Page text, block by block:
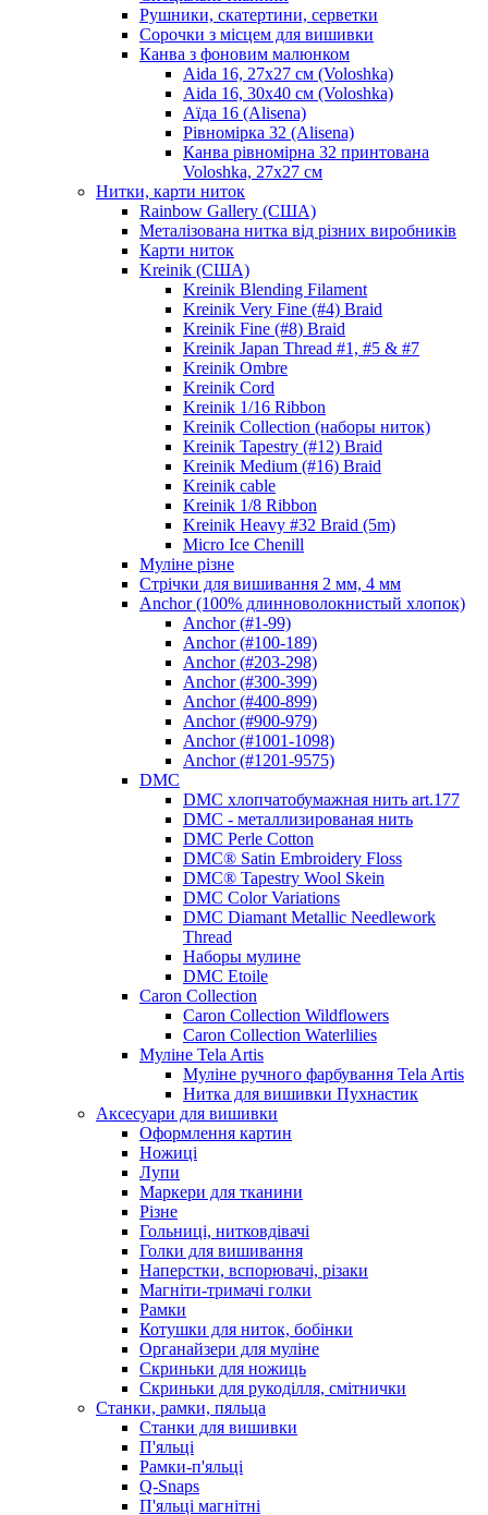
Рушники, скатертини, серветки
Сорочки з місцем для вишивки
Канва з фоновим малюнком
Aida 16, 27х27 см (Voloshka)
Aida 16, 30х40 см (Voloshka)
Аїда 16 (Alisena)
Рівномірка 32 (Alisena)
Канва рівномірна 32 принтована
Voloshka, 27х27 см
Нитки, карти ниток
Rainbow Gallery (США)
Металізована нитка від різних виробників
Карти ниток
Kreinik (США)
Kreinik Blending Filament
Kreinik Very Fine (#4) Braid
Kreinik Fine (#8) Braid
Kreinik Japan Thread #1, #5 & #7
Kreinik Ombre
Kreinik Cord
Kreinik 1/16 Ribbon
Kreinik Collection (наборы ниток)
Kreinik Tapestry (#12) Braid
Kreinik Medium (#16) Braid
Kreinik cable
Kreinik 1/8 Ribbon
Kreinik Heavy #32 Braid (5m)
Micro Ice Chenill
Муліне різне
Стрічки для вишивання 2 мм, 4 мм
Anchor (100% длинноволокнистый хлопок)
Anchor (#1-99)
Anchor (#100-189)
Anchor (#203-298)
Anchor (#300-399)
Anchor (#400-899)
Anchor (#900-979)
Anchor (#1001-1098)
Anchor (#1201-9575)
DMC
DMC хлопчатобумажная нить art.177
DMC - металлизированая нить
DMC Perle Cotton
DMC® Satin Embroidery Floss
DMC® Tapestry Wool Skein
DMC Color Variations
DMC Diamant Metallic Needlework
Thread
Наборы мулине
DMC Etoile
Caron Collection
Caron Collection Wildflowers
Caron Collection Waterlilies
Муліне Tela Artis
Муліне ручного фарбування Tela Artis
Нитка для вишивки Пухнастик
Аксесуари для вишивки
Оформлення картин
Ножиці
Лупи
Маркери для тканини
Різне
Гольниці, нитковдівачі
Голки для вишивання
Наперстки, вспорювачі, різаки
Магніти-тримачі голки
Рамки
Котушки для ниток, бобінки
Органайзери для муліне
Скриньки для ножиць
Скриньки для рукоділля, смітнички
Станки, рамки, пяльца
Станки для вишивки
П'яльці
Рамки-п'яльці
Q-Snaps
П'яльці магнітні